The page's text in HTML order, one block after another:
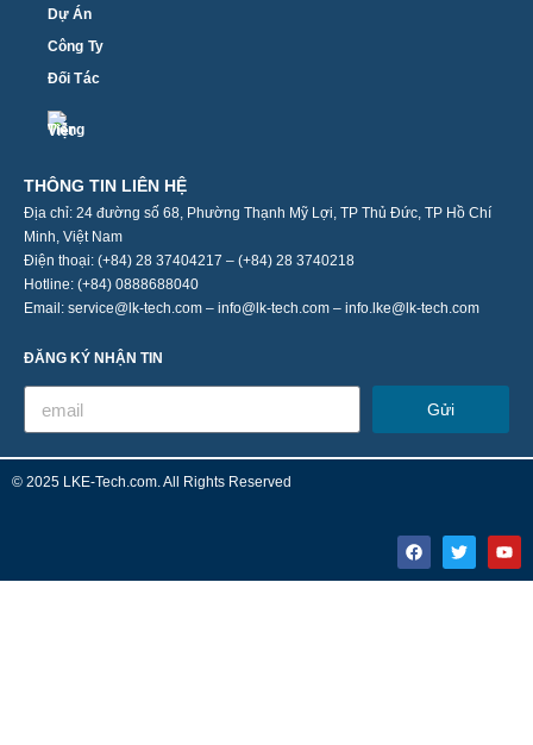
Dự Án
Công Ty
Đối Tác
THÔNG TIN LIÊN HỆ
Địa chỉ: 24 đường số 68, Phường Thạnh Mỹ Lợi, TP Thủ Đức, TP Hồ Chí
Minh, Việt Nam
Điện thoại: (+84) 28 37404217 – (+84) 28 3740218
Hotline: (+84) 0888688040
Email: service@lk-tech.com – info@lk-tech.com – info.lke@lk-tech.com
ĐĂNG KÝ NHẬN TIN
Gửi
© 2025 LKE-Tech.com. All Rights Reserved